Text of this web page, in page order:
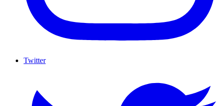
Twitter